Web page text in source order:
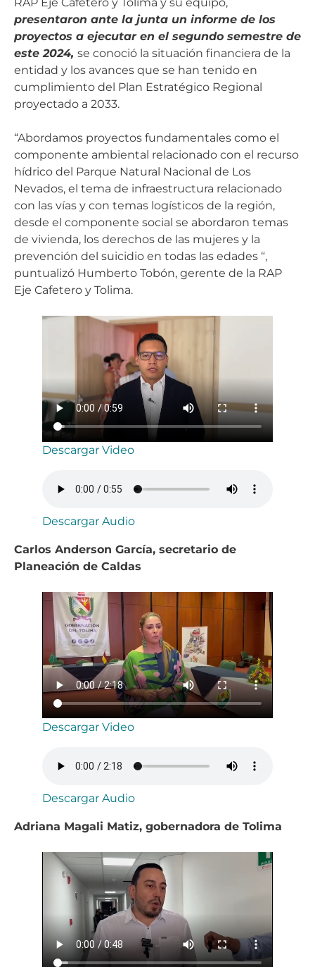
presentaron ante la junta un informe de los
proyectos a ejecutar en el segundo semestre de
este 2024, se conoció la situación financiera de la
entidad y los avances que se han tenido en
cumplimiento del Plan Estratégico Regional
proyectado a 2033.
“Abordamos proyectos fundamentales como el
componente ambiental relacionado con el recurso
hídrico del Parque Natural Nacional de Los
Nevados, el tema de infraestructura relacionado
con las vías y con temas logísticos de la región,
desde el componente social se abordaron temas
de vivienda, los derechos de las mujeres y la
prevención del suicidio en todas las edades “,
puntualizó Humberto Tobón, gerente de la RAP
Eje Cafetero y Tolima.
Descargar Video
Descargar Audio
Carlos Anderson García, secretario de
Planeación de Caldas
Descargar Video
Descargar Audio
Adriana Magali Matiz, gobernadora de Tolima